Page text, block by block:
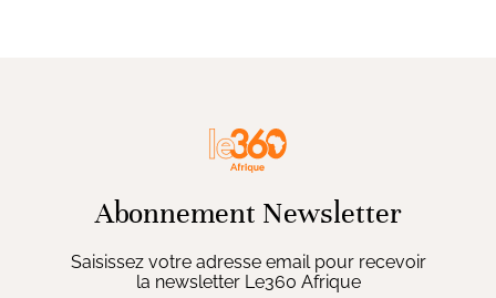
Abonnement Newsletter
Saisissez votre adresse email pour recevoir
la newsletter Le360 Afrique